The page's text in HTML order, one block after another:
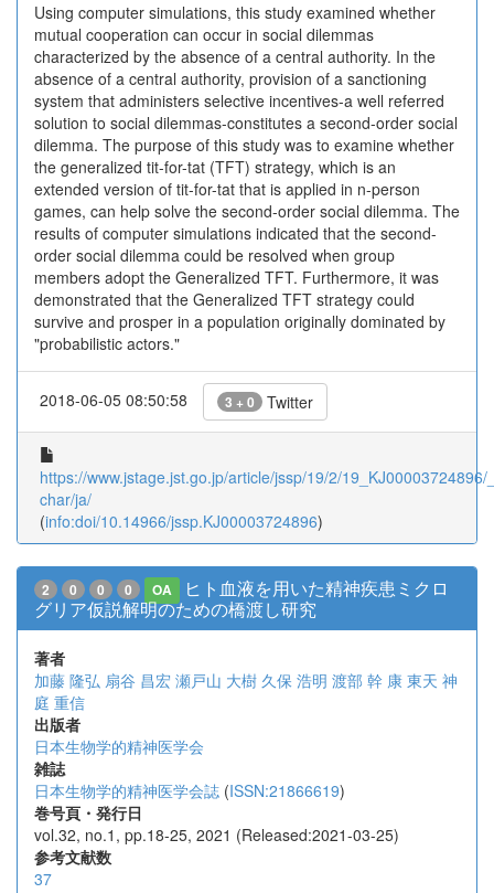
Using computer simulations, this study examined whether
mutual cooperation can occur in social dilemmas
characterized by the absence of a central authority. In the
absence of a central authority, provision of a sanctioning
system that administers selective incentives-a well referred
solution to social dilemmas-constitutes a second-order social
dilemma. The purpose of this study was to examine whether
the generalized tit-for-tat (TFT) strategy, which is an
extended version of tit-for-tat that is applied in n-person
games, can help solve the second-order social dilemma. The
results of computer simulations indicated that the second-
order social dilemma could be resolved when group
members adopt the Generalized TFT. Furthermore, it was
demonstrated that the Generalized TFT strategy could
survive and prosper in a population originally dominated by
"probabilistic actors."
2018-06-05 08:50:58 3 + 0 Twitter
https://www.jstage.jst.go.jp/article/jssp/19/2/19_KJ00003724896/
char/ja/
(info:doi/10.14966/jssp.KJ00003724896)
2 0 0 0 OA
ヒト血液を用いた精神疾患ミクロ
グリア仮説解明のための橋渡し研究
著者
加藤 隆弘 扇谷 昌宏 瀬戸山 大樹 久保 浩明 渡部 幹 康 東天 神
庭 重信
出版者
日本生物学的精神医学会
雑誌
日本生物学的精神医学会誌 (ISSN:21866619)
巻号頁・発行日
vol.32, no.1, pp.18-25, 2021 (Released:2021-03-25)
参考文献数
37